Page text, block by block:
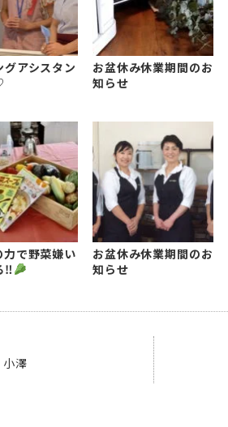
グアシスタン
お盆休み休業期間のお
知らせ
力で野菜嫌い
‼
お盆休み休業期間のお
知らせ
澤